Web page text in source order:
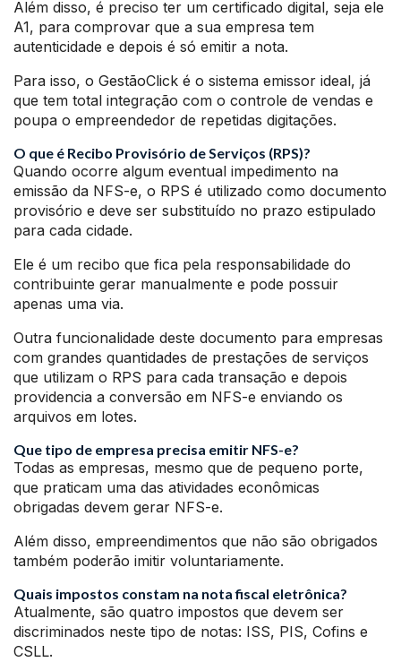
Além disso, é preciso ter um certificado digital, seja ele
A1, para comprovar que a sua empresa tem
autenticidade e depois é só emitir a nota.
Para isso, o GestãoClick é o sistema emissor ideal, já
que tem total integração com o controle de vendas e
poupa o empreendedor de repetidas digitações.
O que é Recibo Provisório de Serviços (RPS)?
Quando ocorre algum eventual impedimento na
emissão da NFS-e, o RPS é utilizado como documento
provisório e deve ser substituído no prazo estipulado
para cada cidade.
Ele é um recibo que fica pela responsabilidade do
contribuinte gerar manualmente e pode possuir
apenas uma via.
Outra funcionalidade deste documento para empresas
com grandes quantidades de prestações de serviços
que utilizam o RPS para cada transação e depois
providencia a conversão em NFS-e enviando os
arquivos em lotes.
Que tipo de empresa precisa emitir NFS-e?
Todas as empresas, mesmo que de pequeno porte,
que praticam uma das atividades econômicas
obrigadas devem gerar NFS-e.
Além disso, empreendimentos que não são obrigados
também poderão imitir voluntariamente.
Quais impostos constam na nota fiscal eletrônica?
Atualmente, são quatro impostos que devem ser
discriminados neste tipo de notas: ISS, PIS, Cofins e
CSLL.